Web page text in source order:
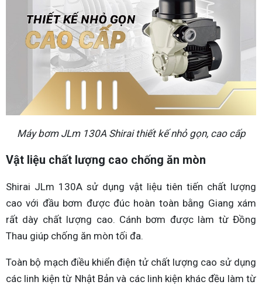
Máy bơm JLm 130A Shirai thiết kế nhỏ gọn, cao cấp
Vật liệu chất lượng cao chống ăn mòn
Shirai JLm 130A sử dụng vật liệu tiên tiến chất lượng
cao với đầu bơm được đúc hoàn toàn bằng Giang xám
rất dày chất lượng cao. Cánh bơm được làm từ Đồng
Thau giúp chống ăn mòn tối đa.
Toàn bộ mạch điều khiển điện tử chất lượng cao sử dụng
các linh kiện từ Nhật Bản và các linh kiện khác đều làm từ